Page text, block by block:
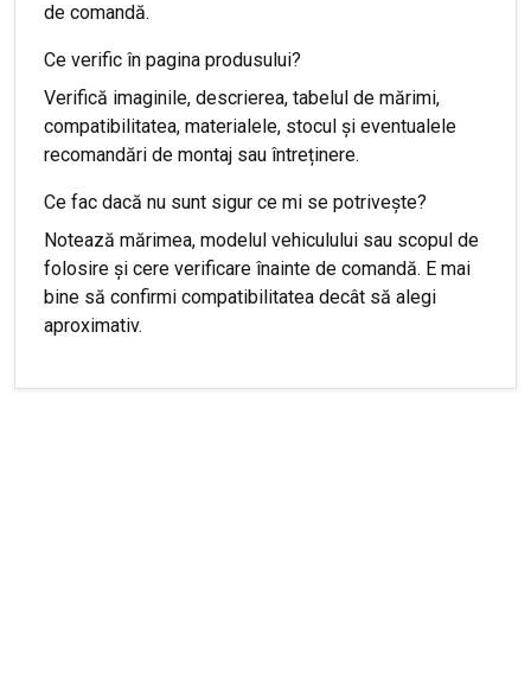
de comandă.
Ce verific în pagina produsului?
Verifică imaginile, descrierea, tabelul de mărimi,
compatibilitatea, materialele, stocul și eventualele
recomandări de montaj sau întreținere.
Ce fac dacă nu sunt sigur ce mi se potrivește?
Notează mărimea, modelul vehiculului sau scopul de
folosire și cere verificare înainte de comandă. E mai
bine să confirmi compatibilitatea decât să alegi
aproximativ.